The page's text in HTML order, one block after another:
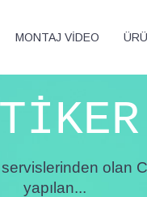
MONTAJ VİDEO
olan
yapılan...